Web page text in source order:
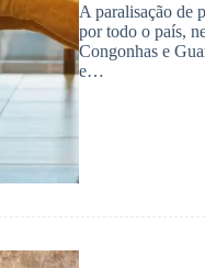
A paralisação de
por todo o país,
Congonhas e
e…